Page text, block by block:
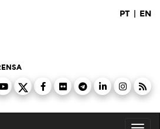
PT | EN